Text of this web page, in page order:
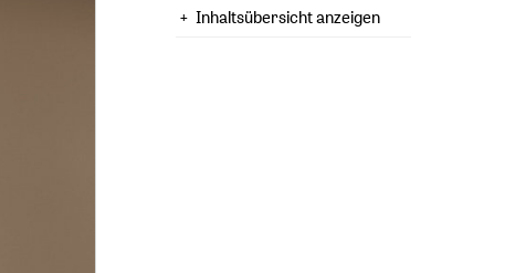
Inhaltsübersicht anzeigen